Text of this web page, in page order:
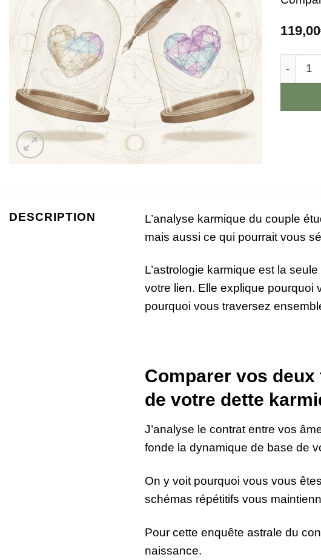
119,00
DESCRIPTION
L’analyse karmique du couple
mais aussi ce qui pourrait vous
L’astrologie karmique est la
votre lien. Elle explique pourquoi
pourquoi vous traversez
Comparer vos
de votre dette
J’analyse le contrat entre vos
fonde la dynamique de base de
On y voit pourquoi vous vous
schémas répétitifs vous
Pour cette enquête astrale du
naissance.